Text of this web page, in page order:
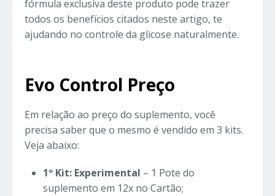
fórmula exclusiva deste produto pode trazer
todos os benefícios citados neste artigo, te
ajudando no controle da glicose naturalmente.
Evo Control Preço
Em relação ao preço do suplemento, você
precisa saber que o mesmo é vendido em 3 kits.
Veja abaixo:
1º Kit: Experimental – 1 Pote do
suplemento em 12x no Cartão;